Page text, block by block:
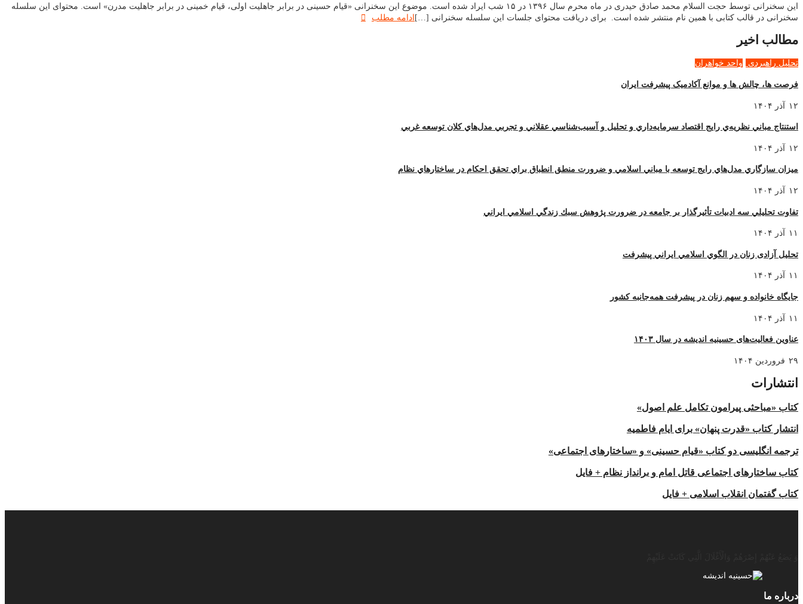
این سخنرانی توسط حجت السلام محمد صادق حیدری در ماه محرم سال ۱۳۹۶ در ۱۵ شب ایراد شده است. موضوع این سخنرانی «قیام حسینی در برابر جاهلیت اولی، قیام خمینی در برابر جاهلیت مدرن» است. محتوای این سلسله
سخنرانی در قالب کتابی با همین نام منتشر شده است. برای دریافت محتوای جلسات این سلسله سخنرانی […]ادامه مطلب
مطالب اخیر
تحلیل راهبردی واحد خواهران
فرصت ها، چالش ها و موانع آکادمیک پیشرفت ایران
۱۲ آذر ۱۴۰۴
استنتاج مباني نظريه‌ي رايج اقتصاد سرمايه‌داري و تحليل و آسيب‌شناسي عقلاني و تجربي مدل‌هاي كلان توسعه غربي
۱۲ آذر ۱۴۰۴
ميزان سازگاري مدل‌هاي رايج توسعه با مباني اسلامي و ضرورت منطق انطباق براي تحقق احكام در ساختارهاي نظام
۱۲ آذر ۱۴۰۴
تفاوت تحليلي سه ادبيات تأثيرگذار بر جامعه در ضرورت پژوهش سبك زندگي اسلامي ايراني
۱۱ آذر ۱۴۰۴
تحليل آزادی زنان در الگوي اسلامي ايراني پيشرفت
۱۱ آذر ۱۴۰۴
جایگاه خانواده و سهم زنان در پیشرفت همه‌جانبه کشور
۱۱ آذر ۱۴۰۴
عناوین فعالیت‌های حسینیه اندیشه در سال ۱۴۰۳
۲۹ فروردین ۱۴۰۴
انتشارات
کتاب «مباحثی پیرامون تکامل علم اصول»
انتشار کتاب «قدرت پنهان» برای ایام فاطمیه
ترجمه انگلیسی دو کتاب «قیام حسینی» و «ساختارهای اجتماعی»
کتاب ساختارهای اجتماعی قاتل امام و برانداز نظام +‌ فایل
کتاب گفتمان انقلاب اسلامی +‌ فایل
درباره ما